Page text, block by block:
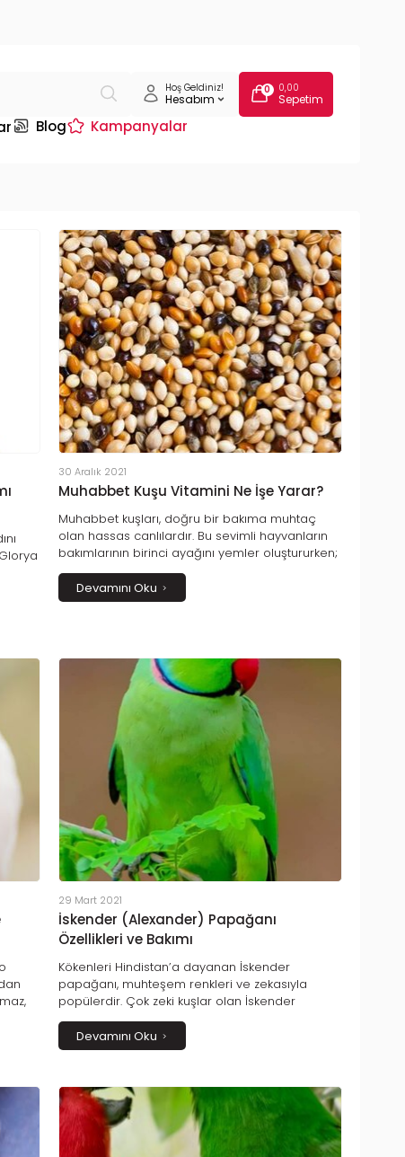
Hoş Geldiniz!
Hesabım
0 0,00
Sepetim
Blog Kampanyalar
30 Aralık 2021
Muhabbet Kuşu Vitamini Ne İşe Yarar?
Muhabbet kuşları, doğru bir bakıma muhtaç
olan hassas canlılardır. Bu sevimli hayvanların
bakımlarının birinci ayağını yemler oluştururken;
temiz bir kafes, hijyenik içme suyu ve gaga taşı
gibi malzemeler muhabbet kuşlarının uzun ve
sağlıklı bir ömür sürmeleri için gereklidir. Ayrıca
Devamını Oku
29 Mart 2021
İskender (Alexander) Papağanı
Özellikleri ve Bakımı
Kökenleri Hindistan’a dayanan İskender
papağanı, muhteşem renkleri ve zekasıyla
popülerdir. Çok zeki kuşlar olan İskender
papağanları, konuşmayı çok çabuk
öğrenmeleri ve çok uzun ömürlü olmalarıyla
bilinirler.
Devamını Oku